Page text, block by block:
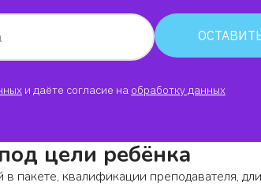
и даёте согласие на обработку данных
цели ребёнка
пакете, квалификации преподавателя,